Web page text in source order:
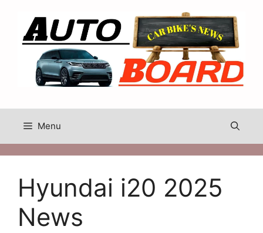
content
Menu
Hyundai i20 2025
News